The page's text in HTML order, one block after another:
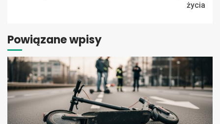
życia
Powiązane wpisy